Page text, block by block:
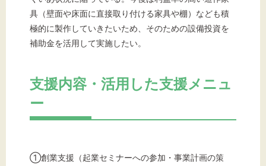
具（壁面や床面に直接取り付ける家具や棚）なども積
極的に製作していきたいため、そのための設備投資を
補助金を活用して実施したい。
支援内容・活用した支援メニュ
ー
①創業支援（起業セミナーへの参加・事業計画の策